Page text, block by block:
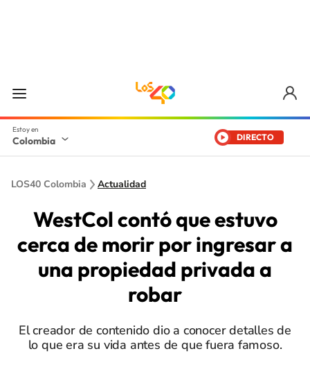
Colombia DIRECTO
LOS40 Colombia Actualidad
WestCol contó que estuvo
cerca de morir por ingresar a
una propiedad privada a
robar
El creador de contenido dio a conocer detalles de
lo que era su vida antes de que fuera famoso.